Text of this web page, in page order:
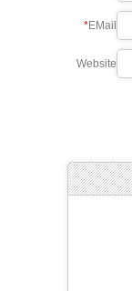
EMail
*
Website